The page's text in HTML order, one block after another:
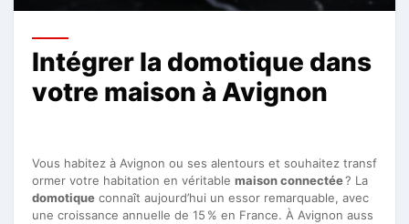
Intégrer la domotique dans
votre maison à Avignon
Vous habitez à Avignon ou ses alentours et souhaitez transf
ormer votre habitation en véritable maison connectée? La
domotique connaît aujourd’hui un essor remarquable, avec
une croissance annuelle de 15 % en France. À Avignon auss